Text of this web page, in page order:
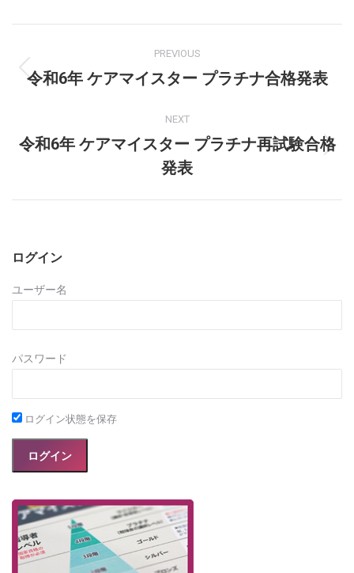
navigation
PREVIOUS
Previous
令和6年 ケアマイスター プラチナ合格発表
NEXT
Next
post:
令和6年 ケアマイスター プラチナ再試験合格
発表
ログイン
ユーザー名
パスワード
ログイン状態を保存